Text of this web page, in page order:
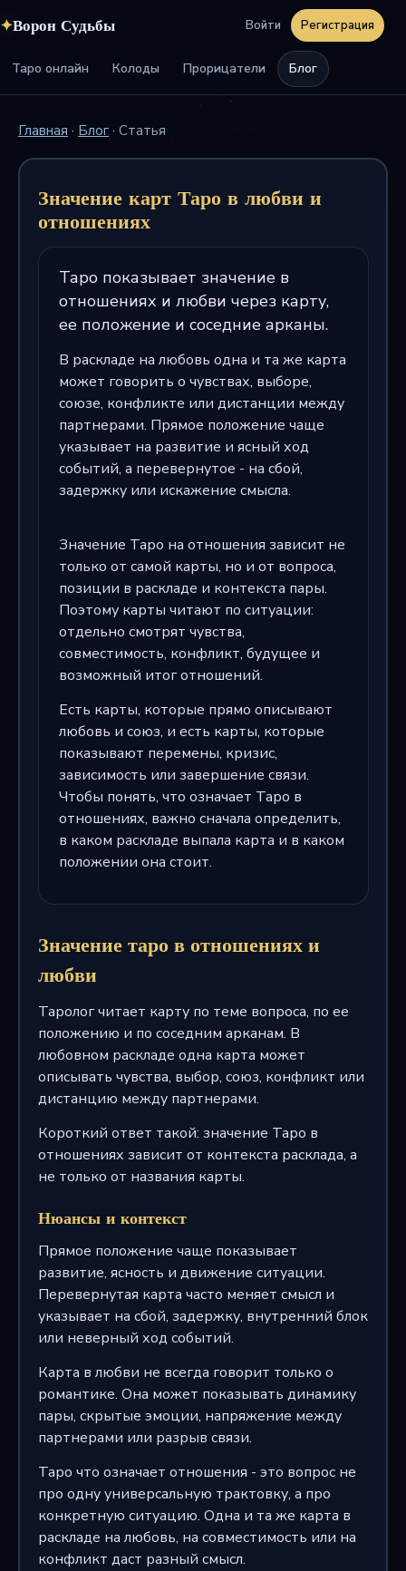
✦Ворон Судьбы
Таро онлайн Колоды Прорицатели Блог
Войти Регистрация
Главная · Блог · Статья
Значение карт Таро в любви и
отношениях
Таро показывает значение в
отношениях и любви через карту,
ее положение и соседние арканы.
В раскладе на любовь одна и та же карта
может говорить о чувствах, выборе,
союзе, конфликте или дистанции между
партнерами. Прямое положение чаще
указывает на развитие и ясный ход
событий, а перевернутое - на сбой,
задержку или искажение смысла.
Значение Таро на отношения зависит не
только от самой карты, но и от вопроса,
позиции в раскладе и контекста пары.
Поэтому карты читают по ситуации:
отдельно смотрят чувства,
совместимость, конфликт, будущее и
возможный итог отношений.
Есть карты, которые прямо описывают
любовь и союз, и есть карты, которые
показывают перемены, кризис,
зависимость или завершение связи.
Чтобы понять, что означает Таро в
отношениях, важно сначала определить,
в каком раскладе выпала карта и в каком
положении она стоит.
Значение таро в отношениях и
любви
Таролог читает карту по теме вопроса, по ее
положению и по соседним арканам. В
любовном раскладе одна карта может
описывать чувства, выбор, союз, конфликт или
дистанцию между партнерами.
Короткий ответ такой: значение Таро в
отношениях зависит от контекста расклада, а
не только от названия карты.
Нюансы и контекст
Прямое положение чаще показывает
развитие, ясность и движение ситуации.
Перевернутая карта часто меняет смысл и
указывает на сбой, задержку, внутренний блок
или неверный ход событий.
Карта в любви не всегда говорит только о
романтике. Она может показывать динамику
пары, скрытые эмоции, напряжение между
партнерами или разрыв связи.
Таро что означает отношения - это вопрос не
про одну универсальную трактовку, а про
конкретную ситуацию. Одна и та же карта в
раскладе на любовь, на совместимость или на
конфликт даст разный смысл.